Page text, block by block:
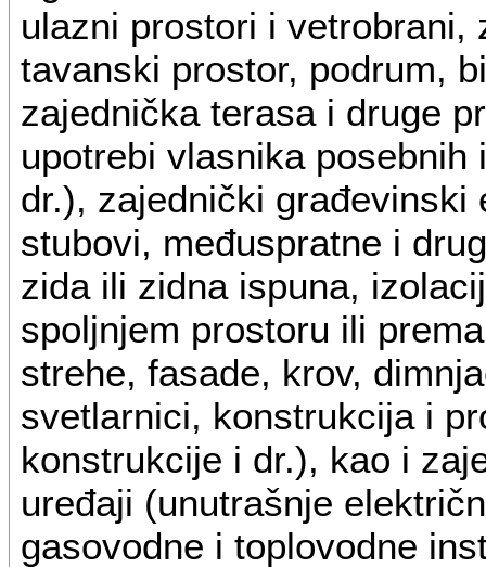
ulazni prostori i vetrobrani,
tavanski prostor, podrum,
zajednička terasa i druge
upotrebi vlasnika
dr.), zajednički
stubovi, međuspratne i
zida ili zidna ispuna,
spoljnjem prostoru ili
strehe, fasade, krov,
svetlarnici, konstrukcija i
konstrukcije i dr.), kao i
uređaji (unutrašnje
gasovodne i toplovodne